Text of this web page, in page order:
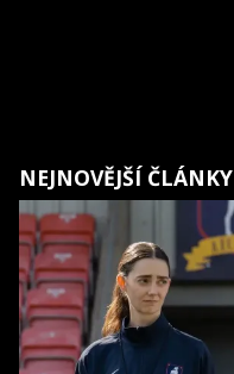
NEJNOVĚJŠÍ ČLÁNKY